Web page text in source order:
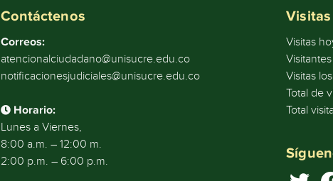
Contáctenos
Correos:
atencionalciudadano@unisucre.edu.co
notificacionesjudiciales@unisucre.edu.co
Horario:
Lunes a Viernes,
8:00 a.m. – 12:00 m.
2:00 p.m. – 6:00 p.m.
Visitas
Visitas
Visitas
Total de
Total